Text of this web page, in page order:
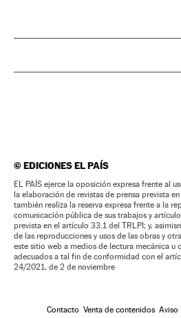
©EDICIONES EL PAÍS
EL PAÍS ejerce la oposición expresa frente al
la elaboración de revistas de prensa prevista
también realiza la reserva expresa frente a la
comunicación pública de sus trabajos y
prevista en el artículo 33.1 del TRLPI; y,
de las reproducciones y usos de las obras y
este sitio web a medios de lectura mecánica u
adecuados a tal fin de conformidad con el
24/2021, de 2 de noviembre
Contacto Venta de contenidos Aviso